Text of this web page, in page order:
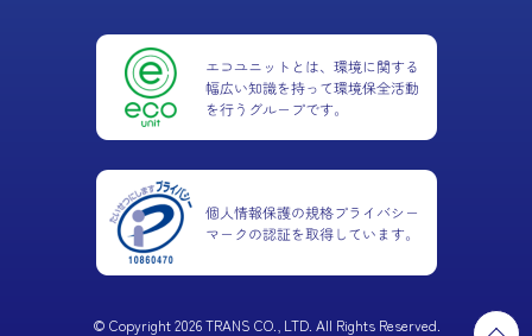
© Copyright 2026 TRANS CO., LTD. All Rights Reserved.